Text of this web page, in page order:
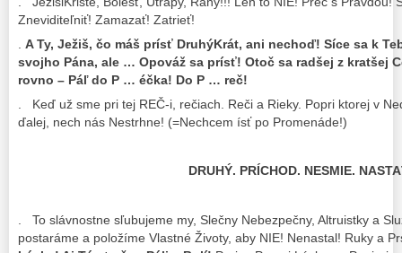
Zneviditeľniť! Zamazať! Zatrieť!
A Ty, Ježiš, čo máš prísť DruhýKrát, ani nechoď! Síce sa k
svojho Pána, ale … Opováž sa prísť! Otoč sa radšej z kratšej
rovno – Páľ do P … éčka! Do P … reč!
. Keď už sme pri tej REČ-i, rečiach. Reči a Rieky. Popri ktorej v
ďalej, nech nás Nestrhne! (=Nechcem ísť po Promenáde!)
DRUHÝ. PRÍCHOD. NESMIE.
. To slávnostne sľubujeme my, Slečny Nebezpečny, Altruistky a
postaráme a položíme Vlastné Životy, aby NIE! Nenastal! Ruky a